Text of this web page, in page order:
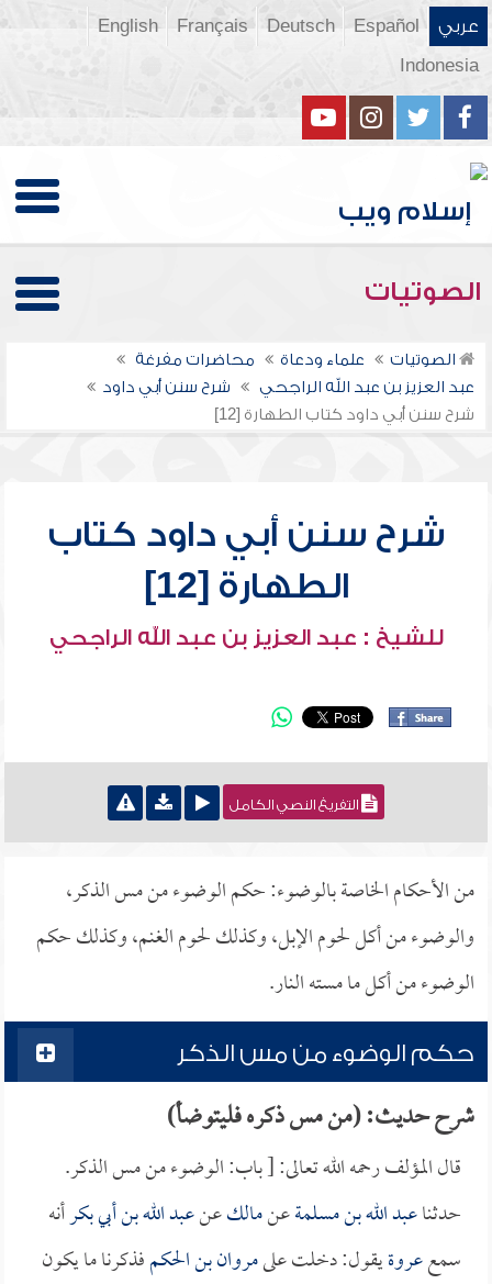
عربي Español
Deutsch
Français
English
Indonesia
الصوتيات
الصوتيات علماء ودعاة
محاضرات مفرغة
عبد العزيز بن عبد الله الراجحي
شرح سنن أبي داود
شرح سنن أبي داود كتاب الطهارة [12]
شرح سنن أبي داود كتاب
الطهارة [12]
للشيخ : عبد العزيز بن عبد الله الراجحي
التفريغ النصي الكامل
من الأحكام الخاصة بالوضوء: حكم الوضوء من مس الذكر،
والوضوء من أكل لحوم الإبل، وكذلك لحوم الغنم، وكذلك حكم
الوضوء من أكل ما مسته النار.
حكم الوضوء من مس الذكر
شرح حديث: (من مس ذكره فليتوضأ)
قال المؤلف رحمه الله تعالى: [ باب: الوضوء من مس الذكر.
حدثناعبد الله بن مسلمةعنمالكعنعبد الله بن أبي بكرأنه
سمععروةيقول: دخلت علىمروان بن الحكمفذكرنا ما يكون